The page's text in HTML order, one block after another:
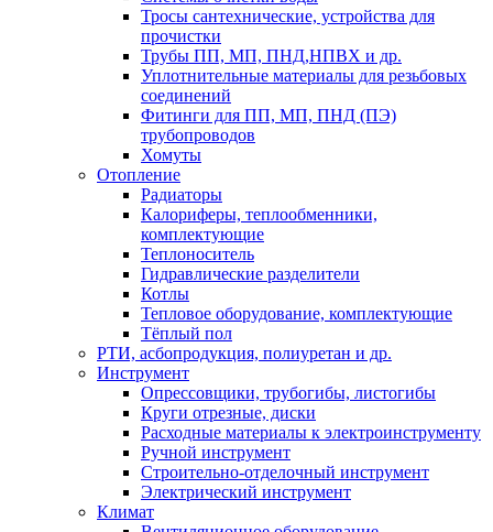
Тросы сантехнические, устройства для
прочистки
Трубы ПП, МП, ПНД,НПВХ и др.
Уплотнительные материалы для резьбовых
соединений
Фитинги для ПП, МП, ПНД (ПЭ)
трубопроводов
Хомуты
Отопление
Радиаторы
Калориферы, теплообменники,
комплектующие
Теплоноситель
Гидравлические разделители
Котлы
Тепловое оборудование, комплектующие
Тёплый пол
РТИ, асбопродукция, полиуретан и др.
Инструмент
Опрессовщики, трубогибы, листогибы
Круги отрезные, диски
Расходные материалы к электроинструменту
Ручной инструмент
Строительно-отделочный инструмент
Электрический инструмент
Климат